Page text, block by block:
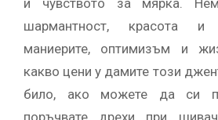
шармантност, красота и
маниерите, оптимизъм и
какво цени у дамите този
било, ако можете да си
поръчвате дрехи при